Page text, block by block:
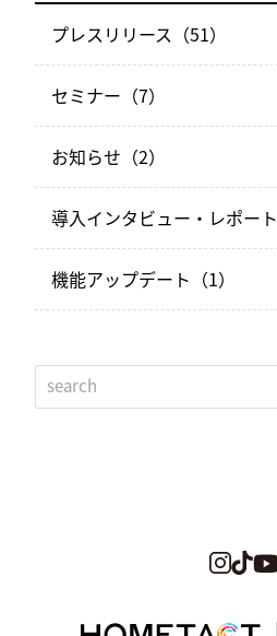
プレスリリース （51）
セミナー （7）
お知らせ （2）
導入インタビュー・レポート
機能アップデート （1）